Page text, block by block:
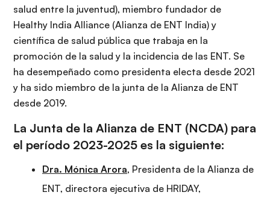
salud entre la juventud), miembro fundador de
Healthy India Alliance (Alianza de ENT India) y
científica de salud pública que trabaja en la
promoción de la salud y la incidencia de las ENT. Se
ha desempeñado como presidenta electa desde 2021
y ha sido miembro de la junta de la Alianza de ENT
desde 2019.
La Junta de la Alianza de ENT (NCDA) para
el período 2023-2025 es la siguiente:
Dra. Mónica Arora, Presidenta de la Alianza de
ENT, directora ejecutiva de HRIDAY,